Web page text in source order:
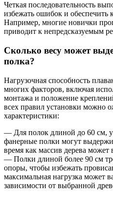
Четкая последовательность
избежать ошибок и обеспечить
Например, многие новички
приводит к непредсказуемым
Сколько весу может
полка?
Нагрузочная способность
многих факторов, включая
монтажа и положение
всех правил установки можно
характеристики:
— Для полок длиной до 60 см,
фанерные полки могут
время как массив дерева может
— Полки длиной более 90 см
опоры, чтобы избежать
максимальная нагрузка может
зависимости от выбранной